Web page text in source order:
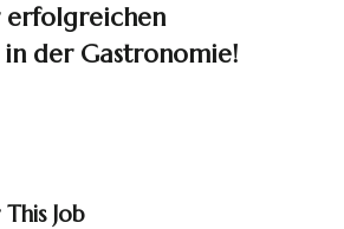
erfolgreichen
der Gastronomie!
Job